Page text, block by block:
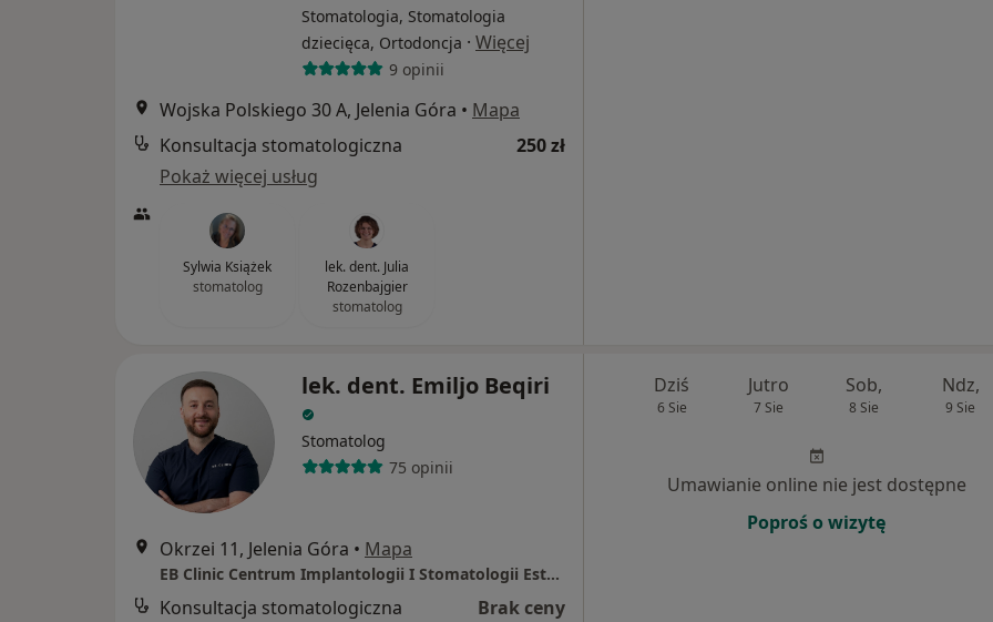
Stomatologia, Stomatologia
dziecięca, Ortodoncja · Więcej
9 opinii
Wojska Polskiego 30 A, Jelenia Góra • Mapa
Konsultacja stomatologiczna
250 zł
Pokaż więcej usług
Sylwia Książek
stomatolog
lek. dent. Julia
Rozenbajgier
stomatolog
lek. dent. Emiljo Beqiri
Stomatolog
75 opinii
Okrzei 11, Jelenia Góra • Mapa
EB Clinic Centrum Implantologii I Stomatologii Estetycznej
Konsultacja stomatologiczna Brak ceny
Dziś
6 Sie
Jutro
7 Sie
Sob,
8 Sie
Ndz,
9 Sie
Umawianie online nie jest dostępne
Poproś o wizytę